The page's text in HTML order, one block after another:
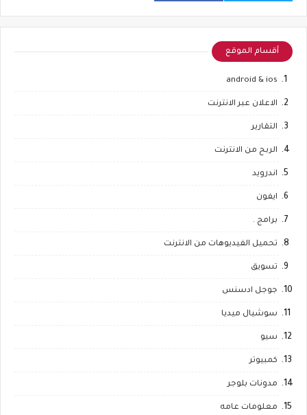
أقسام الموقع
android & ios
الاعلان عبر الانترنت
التقارير
الربح من الانترنت
اندرويد
ايفون
برامج .
تحميل الفيديوهات من الانترنت
تسويق
جوجل ادسنس
سوشيال ميديا
سيو
كمبيوتر
مدونات بلوجر
معلومات عامه